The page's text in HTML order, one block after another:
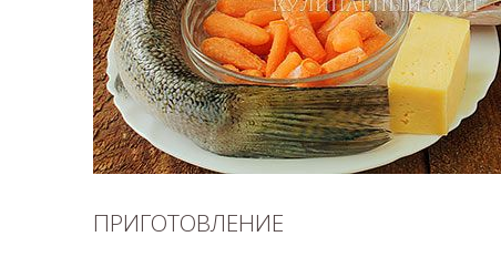
ПРИГОТОВЛЕНИЕ